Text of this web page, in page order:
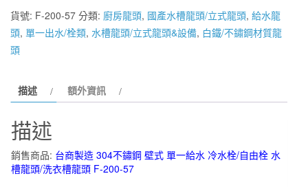
衛
浴】
台
商
造
不
鋼
貨號: F-200-57 分類: 廚房龍頭, 國產水槽龍頭/立式龍頭, 給水龍
頭, 單一出水/栓類, 水槽龍頭/立式龍頭&設備, 白鐵/不鏽鋼材質龍
頭
描述 額外資訊
描述
銷售商品: 台商製造 304不鏽鋼 壁式 單一給水 冷水栓/自由栓 水
槽龍頭/洗衣槽龍頭 F-200-57